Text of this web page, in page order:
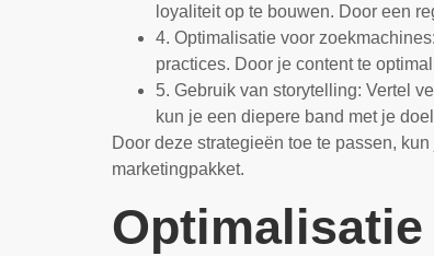
loyaliteit op te bouwen. Door een
4. Optimalisatie voor
practices. Door je content te
5. Gebruik van storytelling: Vertel
kun je een diepere band met je
Door deze strategieën toe te passen,
marketingpakket.